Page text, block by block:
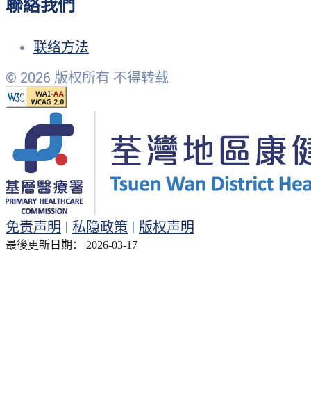
聯絡我們
联络方法
© 2026 版权所有 不得转载
免责声明 | 私隐政策 | 版权声明
最後更新日期： 2026-03-17